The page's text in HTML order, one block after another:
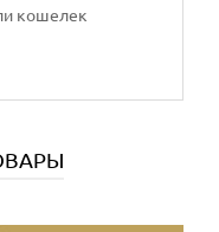
кошелек